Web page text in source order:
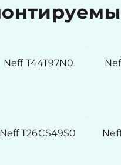
Neff T44T97N0
Neff T26CS49S0